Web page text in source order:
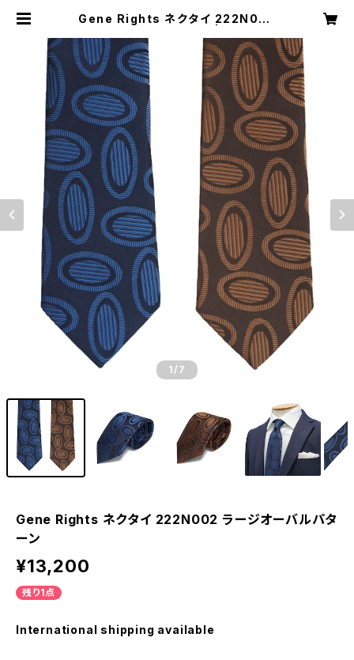
Gene Rights ネクタイ 222N002
1 /7
Gene Rights ネクタイ 222N002 ラージオーバルパタ
ーン
¥13,200
残り1点
International shipping available